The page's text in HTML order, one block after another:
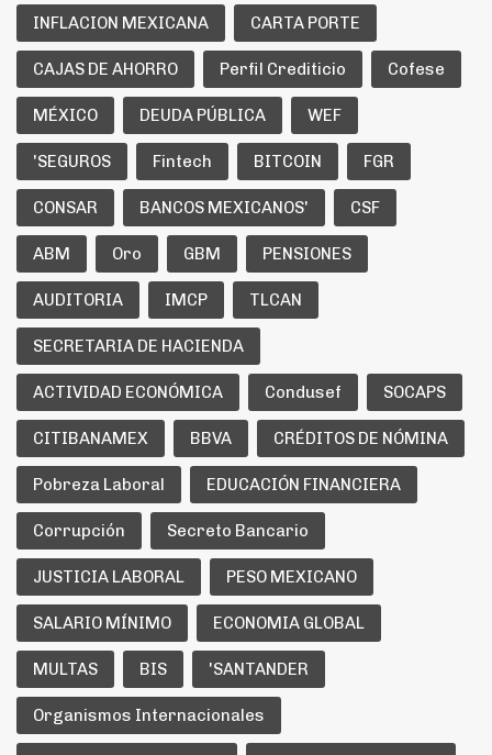
INFLACION MEXICANA CARTA PORTE
CAJAS DE AHORRO Perfil Crediticio Cofese
MÉXICO DEUDA PÚBLICA WEF
'SEGUROS Fintech BITCOIN FGR
CONSAR BANCOS MEXICANOS' CSF
ABM Oro GBM PENSIONES
AUDITORIA IMCP TLCAN
SECRETARIA DE HACIENDA
ACTIVIDAD ECONÓMICA Condusef SOCAPS
CITIBANAMEX BBVA CRÉDITOS DE NÓMINA
Pobreza Laboral EDUCACIÓN FINANCIERA
Corrupción Secreto Bancario
JUSTICIA LABORAL PESO MEXICANO
SALARIO MÍNIMO ECONOMIA GLOBAL
MULTAS BIS 'SANTANDER
Organismos Internacionales